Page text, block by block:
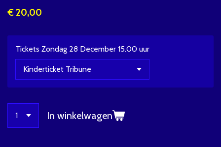
€ 20,00
Tickets Zondag 28 December 15.00 uur
In winkelwagen